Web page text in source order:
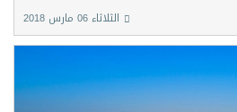
الثلاثاء 06 مارس 2018